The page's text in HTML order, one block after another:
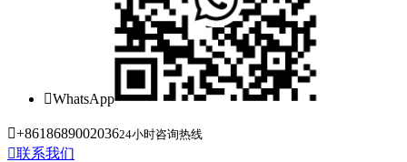
WhatsApp
+861868900203624小时咨询热线
联系我们